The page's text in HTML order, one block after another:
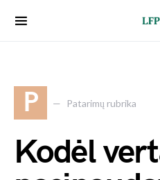
P Patarimų rubrika
Kodėl